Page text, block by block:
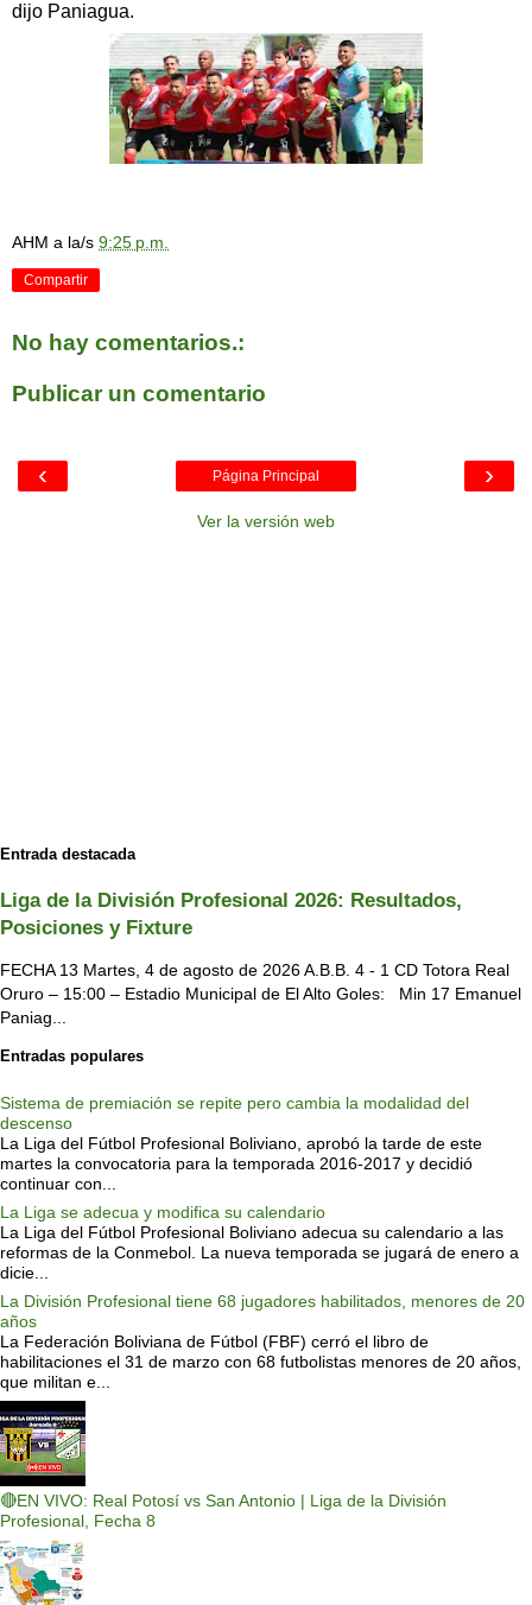
dijo Paniagua.
AHM a la/s 9:25 p.m.
Compartir
No hay comentarios.:
Publicar un comentario
‹ ›
Página Principal
Ver la versión web
Entrada destacada
Liga de la División Profesional 2026: Resultados,
Posiciones y Fixture
FECHA 13 Martes, 4 de agosto de 2026 A.B.B. 4 - 1 CD Totora Real
Oruro – 15:00 – Estadio Municipal de El Alto Goles: Min 17 Emanuel
Paniag...
Entradas populares
Sistema de premiación se repite pero cambia la modalidad del
descenso
La Liga del Fútbol Profesional Boliviano, aprobó la tarde de este
martes la convocatoria para la temporada 2016-2017 y decidió
continuar con...
La Liga se adecua y modifica su calendario
La Liga del Fútbol Profesional Boliviano adecua su calendario a las
reformas de la Conmebol. La nueva temporada se jugará de enero a
dicie...
La División Profesional tiene 68 jugadores habilitados, menores de 20
años
La Federación Boliviana de Fútbol (FBF) cerró el libro de
habilitaciones el 31 de marzo con 68 futbolistas menores de 20 años,
que militan e...
🔴EN VIVO: Real Potosí vs San Antonio | Liga de la División
Profesional, Fecha 8